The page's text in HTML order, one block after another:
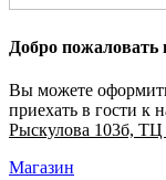
Добро пожаловать
Вы можете
приехать в гости к
Рыскулова 103б,
Магазин